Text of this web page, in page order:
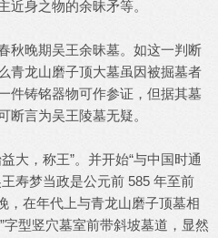
近身之物的余昧矛等。
秋晚期吴王余昧墓。如这一判断
青龙山磨子顶大墓虽因被掘墓者
件铸铭器物可作参证，但据其墓
断言为吴王陵墓无疑。
大，称王”。并开始“与中国时通
寿梦当政是公元前 585 年至前
，在年代上与青龙山磨子顶墓相
字型竖穴墓室前带斜坡墓道，显然